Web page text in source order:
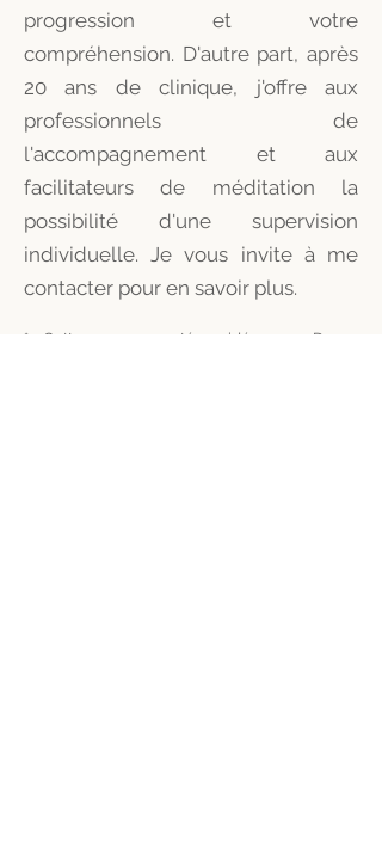
progression et votre
compréhension. D'autre part, après
20 ans de clinique, j'offre aux
professionnels de
l'accompagnement et aux
facilitateurs de méditation la
possibilité d'une supervision
individuelle. Je vous invite à me
contacter pour en savoir plus.
* Cette communauté guidée par Denys